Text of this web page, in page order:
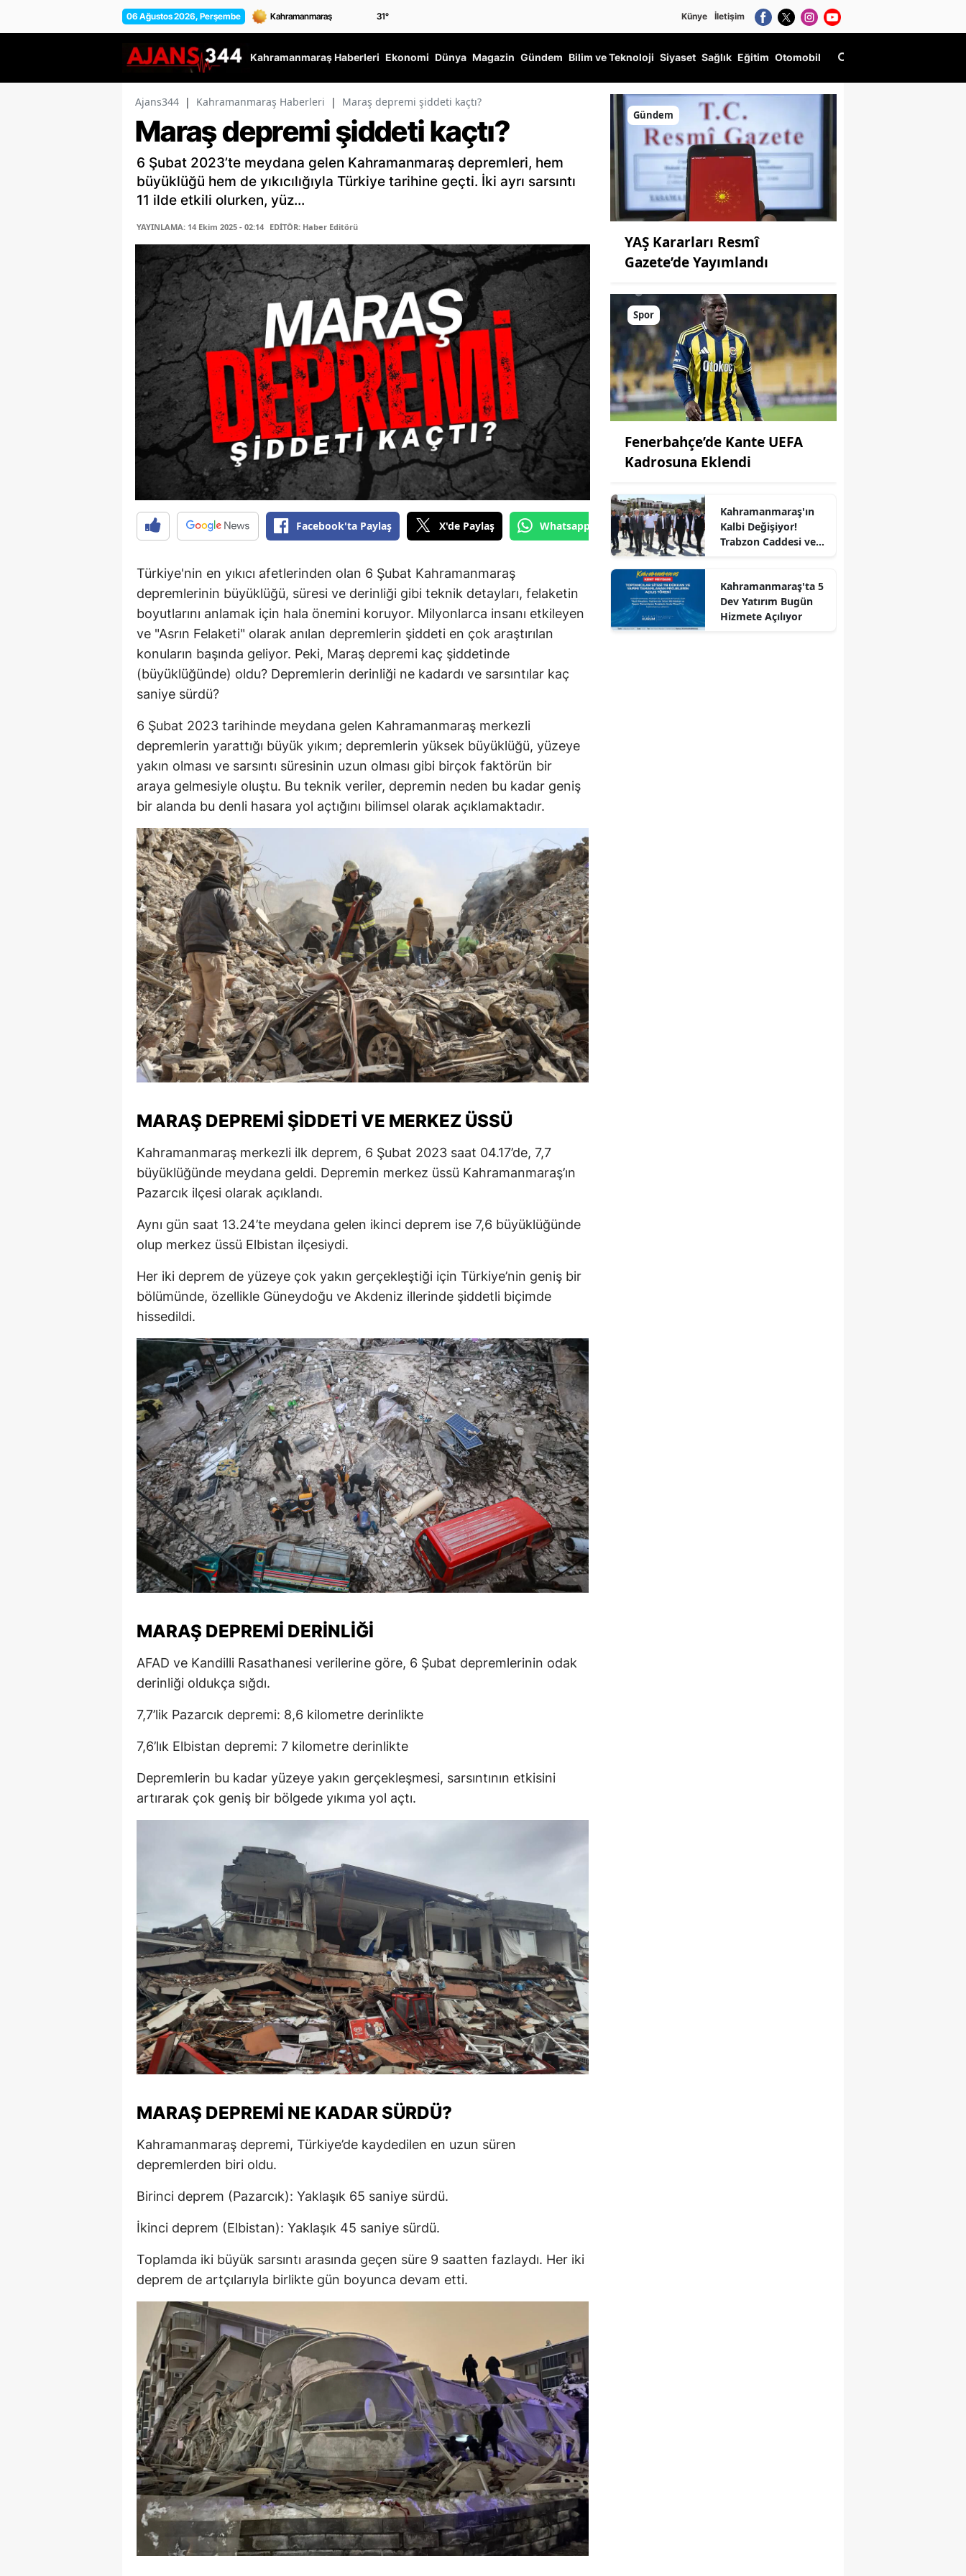
06 Ağustos 2026, Perşembe 31° Künye İletişim
Kahramanmaraş Haberleri Ekonomi Dünya Magazin Gündem Bilim ve Teknoloji Siyaset Sağlık Eğitim Otomobil
Ajans344 | Kahramanmaraş Haberleri | Maraş depremi şiddeti kaçtı?
Maraş depremi şiddeti kaçtı?
6 Şubat 2023’te meydana gelen Kahramanmaraş depremleri, hem
büyüklüğü hem de yıkıcılığıyla Türkiye tarihine geçti. İki ayrı sarsıntı
11 ilde etkili olurken, yüz...
YAYINLAMA: 14 Ekim 2025 - 02:14 EDİTÖR: Haber Editörü
Facebook'ta Paylaş X'de Paylaş Whatsapp'tan Gönder
Türkiye'nin en yıkıcı afetlerinden olan 6 Şubat Kahramanmaraş
depremlerinin büyüklüğü, süresi ve derinliği gibi teknik detayları, felaketin
boyutlarını anlamak için hala önemini koruyor. Milyonlarca insanı etkileyen
ve "Asrın Felaketi" olarak anılan depremlerin şiddeti en çok araştırılan
konuların başında geliyor. Peki, Maraş depremi kaç şiddetinde
(büyüklüğünde) oldu? Depremlerin derinliği ne kadardı ve sarsıntılar kaç
saniye sürdü?
6 Şubat 2023 tarihinde meydana gelen Kahramanmaraş merkezli
depremlerin yarattığı büyük yıkım; depremlerin yüksek büyüklüğü, yüzeye
yakın olması ve sarsıntı süresinin uzun olması gibi birçok faktörün bir
araya gelmesiyle oluştu. Bu teknik veriler, depremin neden bu kadar geniş
bir alanda bu denli hasara yol açtığını bilimsel olarak açıklamaktadır.
MARAŞ DEPREMİ ŞİDDETİ VE MERKEZ ÜSSÜ
Kahramanmaraş merkezli ilk deprem, 6 Şubat 2023 saat 04.17’de, 7,7
büyüklüğünde meydana geldi. Depremin merkez üssü Kahramanmaraş’ın
Pazarcık ilçesi olarak açıklandı.
Aynı gün saat 13.24’te meydana gelen ikinci deprem ise 7,6 büyüklüğünde
olup merkez üssü Elbistan ilçesiydi.
Her iki deprem de yüzeye çok yakın gerçekleştiği için Türkiye’nin geniş bir
bölümünde, özellikle Güneydoğu ve Akdeniz illerinde şiddetli biçimde
hissedildi.
MARAŞ DEPREMİ DERİNLİĞİ
AFAD ve Kandilli Rasathanesi verilerine göre, 6 Şubat depremlerinin odak
derinliği oldukça sığdı.
7,7’lik Pazarcık depremi: 8,6 kilometre derinlikte
7,6’lık Elbistan depremi: 7 kilometre derinlikte
Depremlerin bu kadar yüzeye yakın gerçekleşmesi, sarsıntının etkisini
artırarak çok geniş bir bölgede yıkıma yol açtı.
MARAŞ DEPREMİ NE KADAR SÜRDÜ?
Kahramanmaraş depremi, Türkiye’de kaydedilen en uzun süren
depremlerden biri oldu.
Birinci deprem (Pazarcık): Yaklaşık 65 saniye sürdü.
İkinci deprem (Elbistan): Yaklaşık 45 saniye sürdü.
Toplamda iki büyük sarsıntı arasında geçen süre 9 saatten fazlaydı. Her iki
deprem de artçılarıyla birlikte gün boyunca devam etti.
Gündem
YAŞ Kararları Resmî
Gazete’de Yayımlandı
Spor
Fenerbahçe’de Kante UEFA
Kadrosuna Eklendi
Kahramanmaraş'ın
Kalbi Değişiyor!
Trabzon Caddesi ve
Kahramanmaraş'ta 5
Dev Yatırım Bugün
Hizmete Açılıyor